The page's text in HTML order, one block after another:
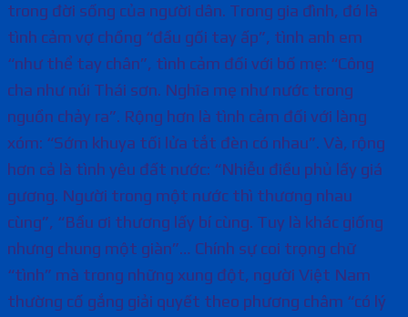
trong đời sống của người dân. Trong gia đình, đó là
tình cảm vợ chồng “đầu gối tay ấp”, tình anh em
“như thể tay chân”, tình cảm đối với bố mẹ: “Công
cha như núi Thái sơn. Nghĩa mẹ như nước trong
nguồn chảy ra”. Rộng hơn là tình cảm đối với làng
xóm: “Sớm khuya tối lửa tắt đèn có nhau”. Và, rộng
hơn cả là tình yêu đất nước: “Nhiễu điều phủ lấy giá
gương. Người trong một nước thì thương nhau
cùng”, “Bầu ơi thương lấy bí cùng. Tuy là khác giống
nhưng chung một giàn”… Chính sự coi trọng chữ
“tình” mà trong những xung đột, người Việt Nam
thường cố gắng giải quyết theo phương châm “có lý